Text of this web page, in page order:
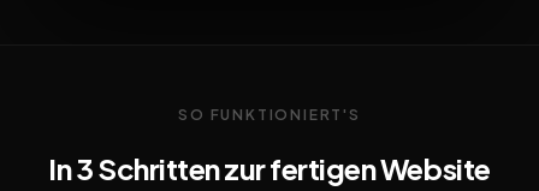
SO FUNKTIONIERT'S
In 3 Schritten zur fertigen Website